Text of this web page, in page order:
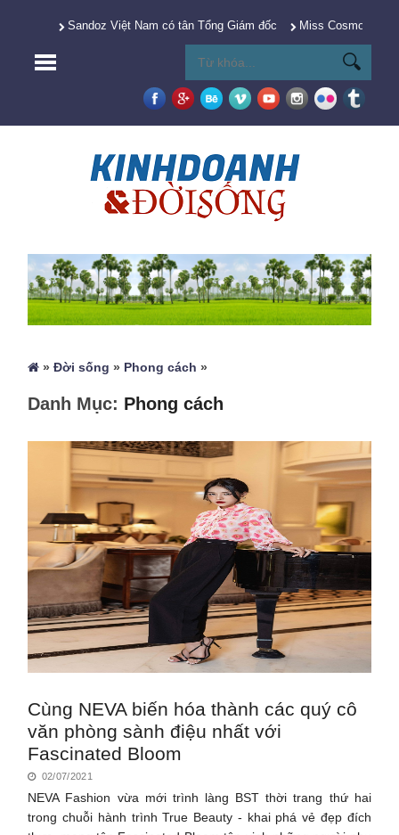
Sandoz Việt Nam có tân Tổng Giám đốc Miss Cosmo 2025
»Đời sống » Phong cách »
Danh Mục: Phong cách
Cùng NEVA biến hóa thành các quý cô
văn phòng sành điệu nhất với
Fascinated Bloom
02/07/2021
NEVA Fashion vừa mới trình làng BST thời trang thứ hai
trong chuỗi hành trình True Beauty - khai phá vẻ đẹp đích